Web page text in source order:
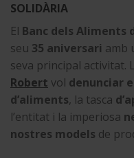
SOLIDÀRIA
El Banc dels Aliments
seu 35 aniversari amb
seva principal activitat.
Robert vol denunciar
d’aliments, la tasca
l’entitat i la imperiosa
nostres models de